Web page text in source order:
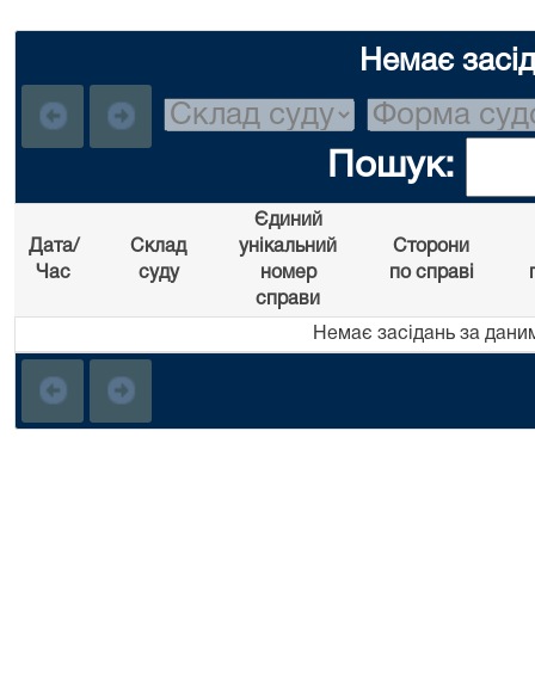
Немає
Пошук:
Дата/
Час
Склад
суду
Єдиний
унікальний
номер
справи
Сторони
по справі
Немає засідань за